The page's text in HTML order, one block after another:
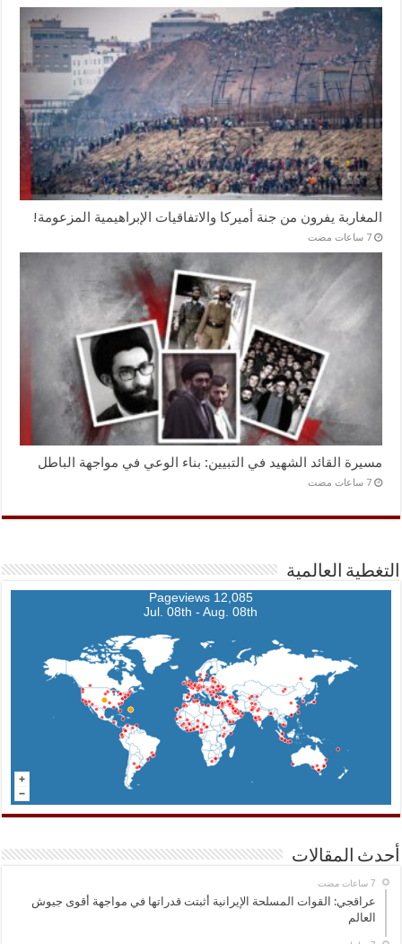
المغاربة يفرون من جنة أميركا والاتفاقيات الإبراهيمية المزعومة!
‏7 ساعات مضت
مسيرة القائد الشهيد في التبيين: بناء الوعي في مواجهة الباطل
‏7 ساعات مضت
التغطية العالمية
12,085 Pageviews
Jul. 08th - Aug. 08th
أحدث المقالات
عراقجي: القوات المسلحة الإيرانية أثبتت قدراتها في مواجهة أقوى جيوش
العالم